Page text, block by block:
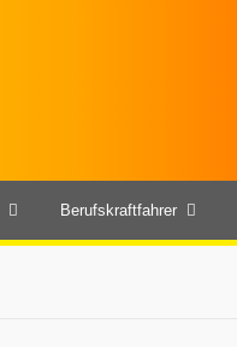
Berufskraftfahrer